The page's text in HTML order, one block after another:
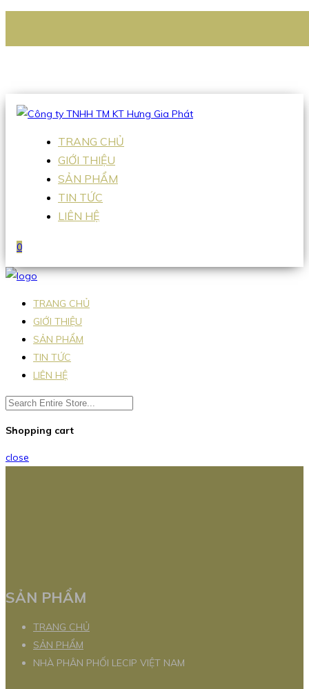
Hotline:0938 336 079
TRANG CHỦ
GIỚI THIỆU
SẢN PHẨM
TIN TỨC
LIÊN HỆ
0
TRANG CHỦ
GIỚI THIỆU
SẢN PHẨM
TIN TỨC
LIÊN HỆ
Shopping cart
close
SẢN PHẨM
TRANG CHỦ
SẢN PHẨM
NHÀ PHÂN PHỐI LECIP VIỆT NAM